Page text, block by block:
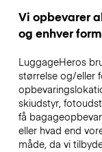
Vi opbevarer
og enhver
LuggageHeros
størrelse og/eller
skiudstyr,
få
eller hvad end
måde, da vi